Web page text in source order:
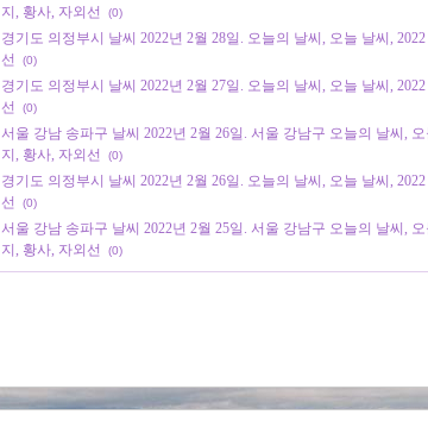
지, 황사, 자외선
(0)
경기도 의정부시 날씨 2022년 2월 28일. 오늘의 날씨, 오늘 날씨,
선
(0)
경기도 의정부시 날씨 2022년 2월 27일. 오늘의 날씨, 오늘 날씨,
선
(0)
서울 강남 송파구 날씨 2022년 2월 26일. 서울 강남구 오늘의 날씨,
지, 황사, 자외선
(0)
경기도 의정부시 날씨 2022년 2월 26일. 오늘의 날씨, 오늘 날씨,
선
(0)
서울 강남 송파구 날씨 2022년 2월 25일. 서울 강남구 오늘의 날씨,
지, 황사, 자외선
(0)